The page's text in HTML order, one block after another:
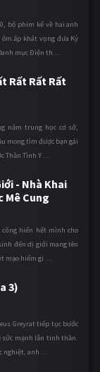
bộ phim kể về hai anh
ấp khát vọng đưa Kỷ
mục Điện th ...
Rất Rất Rất
năm trung học cơ sở,
mong tìm được bạn gái
Thần Tình Y ...
- Nhà Khai
Mê Cung
hiến hết mình cho
đến dị giới mang tên
mạo hiểm gi ...
3)
Greyrat tiếp tục bước
mạnh lẫn tinh thần.
anh ...